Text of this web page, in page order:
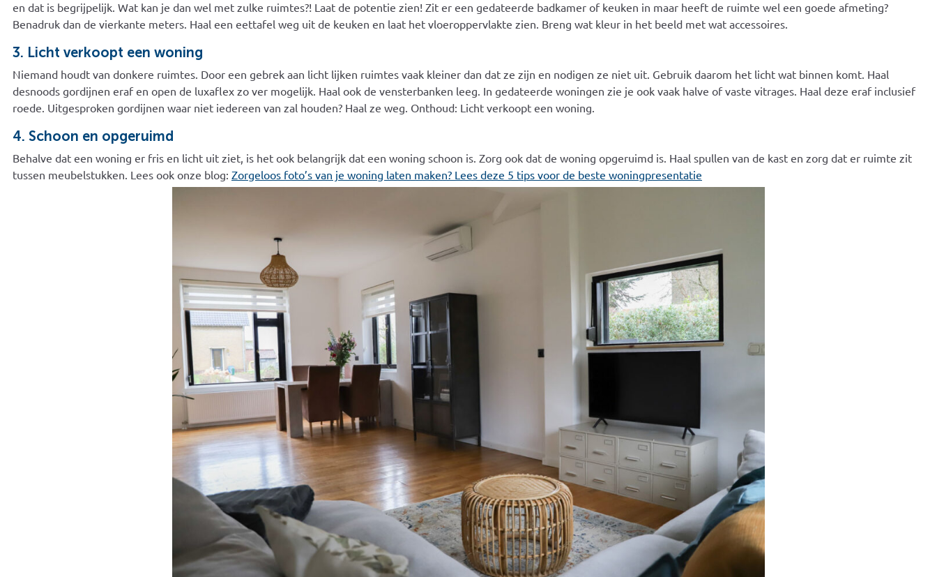
en dat is begrijpelijk. Wat kan je dan wel met zulke ruimtes?! Laat de potentie zien! Zit er een gedateerde badkamer of keuken in maar heeft de ruimte wel een goede afmeting?
Benadruk dan de vierkante meters. Haal een eettafel weg uit de keuken en laat het vloeroppervlakte zien. Breng wat kleur in het beeld met wat accessoires.
3. Licht verkoopt een woning
Niemand houdt van donkere ruimtes. Door een gebrek aan licht lijken ruimtes vaak kleiner dan dat ze zijn en nodigen ze niet uit. Gebruik daarom het licht wat binnen komt. Haal
desnoods gordijnen eraf en open de luxaflex zo ver mogelijk. Haal ook de vensterbanken leeg. In gedateerde woningen zie je ook vaak halve of vaste vitrages. Haal deze eraf inclusief
roede. Uitgesproken gordijnen waar niet iedereen van zal houden? Haal ze weg. Onthoud: Licht verkoopt een woning.
4. Schoon en opgeruimd
Behalve dat een woning er fris en licht uit ziet, is het ook belangrijk dat een woning schoon is. Zorg ook dat de woning opgeruimd is. Haal spullen van de kast en zorg dat er ruimte zit
tussen meubelstukken. Lees ook onze blog: Zorgeloos foto’s van je woning laten maken? Lees deze 5 tips voor de beste woningpresentatie